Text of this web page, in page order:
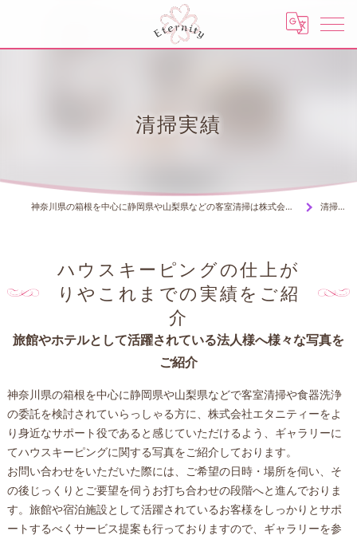
清掃実績
神奈川県の箱根を中心に静岡県や山梨県などの客室清掃は株式会社エタニティー 清掃実績
ハウスキーピングの仕上が
りやこれまでの実績をご紹
介
旅館やホテルとして活躍されている法人様へ様々な写真を
ご紹介
神奈川県の箱根を中心に静岡県や山梨県などで客室清掃や食器洗浄
の委託を検討されていらっしゃる方に、株式会社エタニティーをよ
り身近なサポート役であると感じていただけるよう、ギャラリーに
てハウスキーピングに関する写真をご紹介しております。
お問い合わせをいただいた際には、ご希望の日時・場所を伺い、そ
の後じっくりとご要望を伺うお打ち合わせの段階へと進んでおりま
す。旅館や宿泊施設として活躍されているお客様をしっかりとサポ
ートするべくサービス提案も行っておりますので、ギャラリーを参